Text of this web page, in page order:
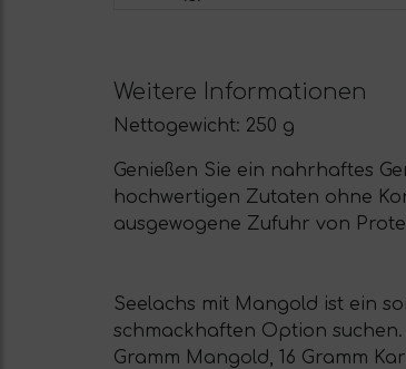
Weitere Informationen
Nettogewicht: 250 g
Genießen Sie ein nahrhaftes
hochwertigen Zutaten ohne
ausgewogene Zufuhr von
Seelachs mit Mangold ist ein
schmackhaften Option suchen.
Gramm Mangold, 16 Gramm